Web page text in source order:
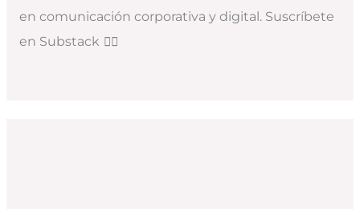
en comunicación corporativa y digital. Suscríbete
en Substack 👇🏻